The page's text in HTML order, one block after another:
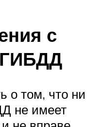
с
ГИБДД
о том, что ни
не имеет